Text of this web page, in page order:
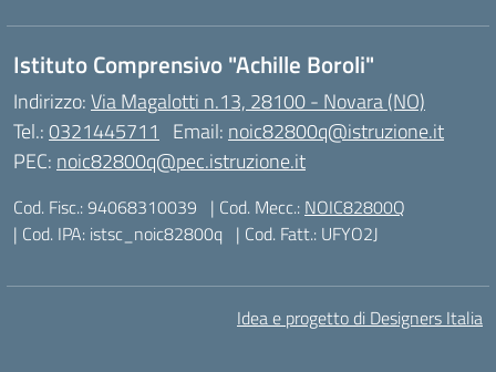
Istituto Comprensivo "Achille Boroli"
Indirizzo:Via Magalotti n.13, 28100 - Novara (NO)
Tel.:0321445711 Email: noic82800q@istruzione.it
PEC: noic82800q@pec.istruzione.it
Cod. Fisc.: 94068310039 | Cod. Mecc.: NOIC82800Q
| Cod. IPA: istsc_noic82800q | Cod. Fatt.: UFYO2J
Idea e progetto di Designers Italia